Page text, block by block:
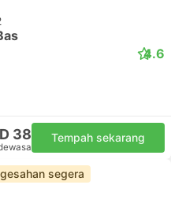
4.6
38 Tempah sekarang
segera